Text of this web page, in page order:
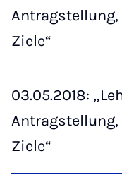
Antragstellung,
Ziele“
03.05.2018:
Antragstellung,
Ziele“